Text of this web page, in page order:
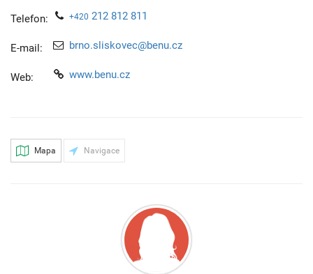
Telefon: +420 212 812 811
E-mail: brno.sliskovec@benu.cz
Web: www.benu.cz
Mapa Navigace